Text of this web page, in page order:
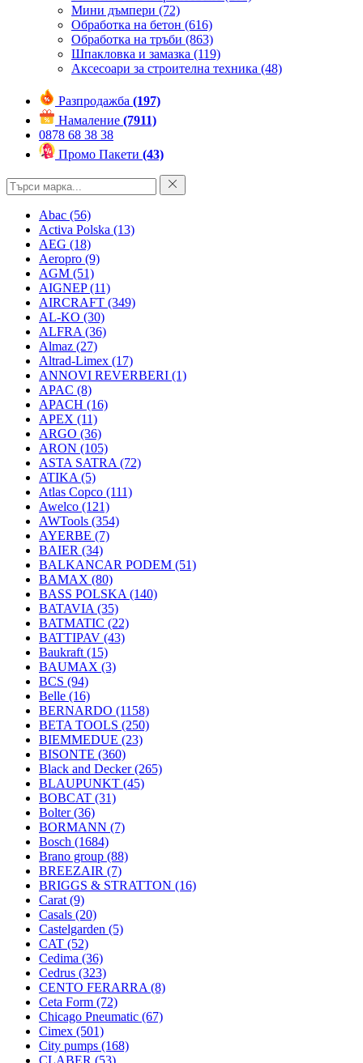
Мини дъмпери (72)
Обработка на бетон (616)
Обработка на тръби (863)
Шпакловка и замазка (119)
Аксесоари за строителна техника (48)
Разпродажба (197)
Намаление (7911)
0878 68 38 38
Промо Пакети (43)
Abac (56)
Activa Polska (13)
AEG (18)
Aeropro (9)
AGM (51)
AIGNEP(11)
AIRCRAFT (349)
AL-KO (30)
ALFRA (36)
Almaz (27)
Altrad-Limex (17)
ANNOVI REVERBERI (1)
APAC (8)
APACH (16)
APEX (11)
ARGO (36)
ARON (105)
ASTA SATRA (72)
ATIKA (5)
Atlas Copco (111)
Awelco (121)
AWTools (354)
AYERBE (7)
BAIER (34)
BALKANCAR PODEM (51)
BAMAX (80)
BASS POLSKA (140)
BATAVIA (35)
BATMATIC (22)
BATTIPAV (43)
Baukraft (15)
BAUMAX (3)
BCS (94)
Belle (16)
BERNARDO (1158)
BETA TOOLS (250)
BIEMMEDUE (23)
BISONTE (360)
Black and Decker(265)
BLAUPUNKT (45)
BOBCAT (31)
Bolter(36)
BORMANN (7)
Bosch (1684)
Brano group (88)
BREEZAIR (7)
BRIGGS & STRATTON (16)
Carat (9)
Casals (20)
Castelgarden (5)
CAT (52)
Cedima (36)
Cedrus (323)
CENTO FERARRA (8)
Ceta Form (72)
Chicago Pneumatic (67)
Cimex (501)
City pumps (168)
CLABER (53)